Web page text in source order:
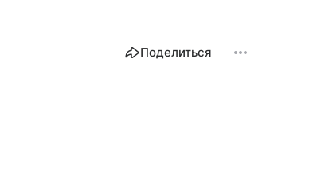
Поделиться